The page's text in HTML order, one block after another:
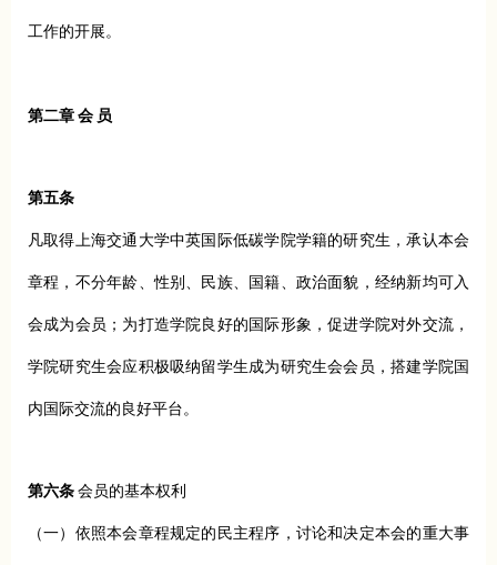
工作的开展。
第二章 会 员
第五条
凡取得上海交通大学中英国际低碳学院学籍的研究生，承认本会
章程，不分年龄、性别、民族、国籍、政治面貌，经纳新均可入
会成为会员；为打造学院良好的国际形象，促进学院对外交流，
学院研究生会应积极吸纳留学生成为研究生会会员，搭建学院国
内国际交流的良好平台。
第六条 会员的基本权利
（一）依照本会章程规定的民主程序，讨论和决定本会的重大事